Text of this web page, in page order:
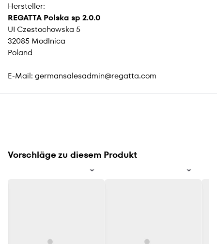
Hersteller:
REGATTA Polska sp 2.0.0
UI Czestochowska 5
32085 Modlnica
Poland
E-Mail: germansalesadmin@regatta.com
Vorschläge zu diesem Produkt